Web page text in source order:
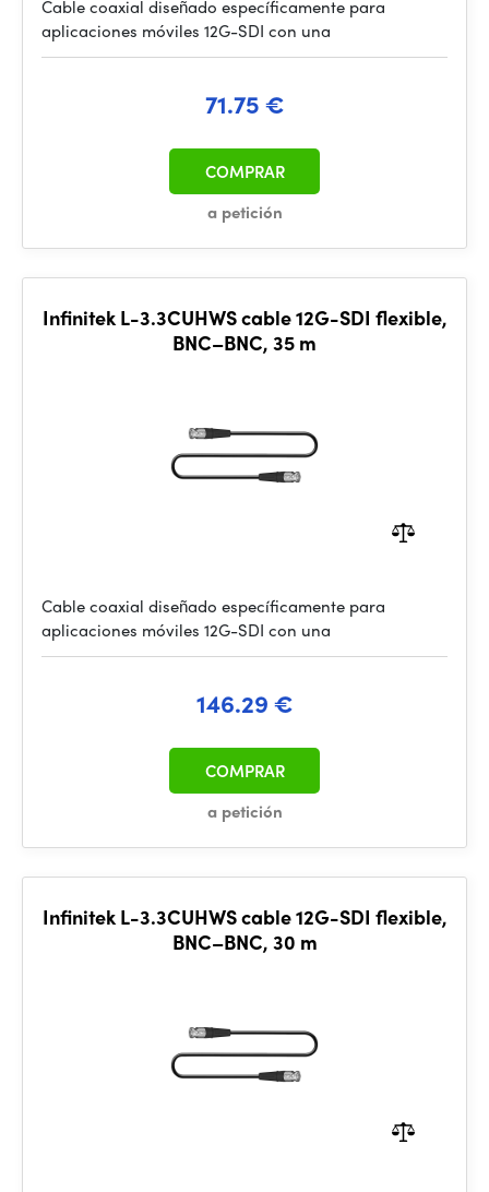
Cable coaxial diseñado específicamente para
aplicaciones móviles 12G-SDI con una
71.75 €
a petición
COMPRAR
Infinitek L-3.3CUHWS cable 12G-SDI flexible,
BNC–BNC, 35 m
Cable coaxial diseñado específicamente para
aplicaciones móviles 12G-SDI con una
146.29 €
a petición
COMPRAR
Infinitek L-3.3CUHWS cable 12G-SDI flexible,
BNC–BNC, 30 m